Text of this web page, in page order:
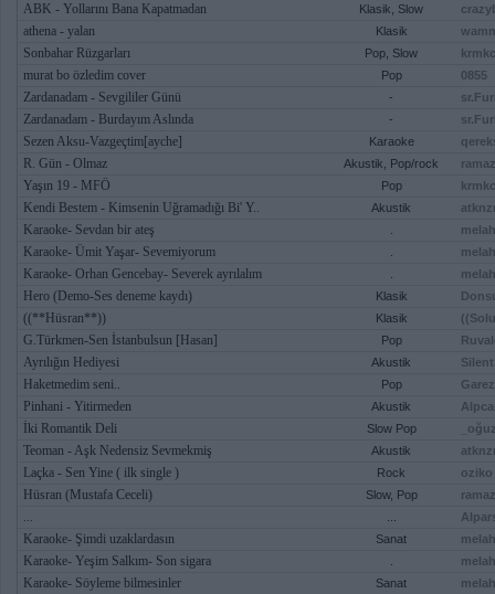
ABK - Yollarını Bana Kapatmadan Klasik, Slow
athena - yalan Klasik
Sonbahar Rüzgarları Pop, Slow
murat bo özledim cover Pop 0855
Zardanadam - Sevgililer Günü -
Zardanadam - Burdayım Aslında -
Sezen Aksu-Vazgeçtim[ayche] Karaoke
R. Gün - Olmaz Akustik, Pop/rock
Yaşın 19 - MFÖ Pop
Kendi Bestem - Kimsenin Uğramadığı Bi' Y.. Akustik
Karaoke- Sevdan bir ateş
Karaoke- Ümit Yaşar- Sevemiyorum
Karaoke- Orhan Gencebay- Severek ayrılalım
Hero (Demo-Ses deneme kaydı) Klasik
((**Hüsran**)) Klasik
G.Türkmen-Sen İstanbulsun [Hasan] Pop
Ayrılığın Hediyesi Akustik
Haketmedim seni.. Pop
Pinhani - Yitirmeden Akustik
İki Romantik Deli Slow Pop
Teoman - Aşk Nedensiz Sevmekmiş Akustik
Laçka - Sen Yine ( ilk single ) Rock oziko
Hüsran (Mustafa Ceceli) Slow, Pop
...
Karaoke- Şimdi uzaklardasın Sanat
Karaoke- Yeşim Salkım- Son sigara
Karaoke- Söyleme bilmesinler Sanat